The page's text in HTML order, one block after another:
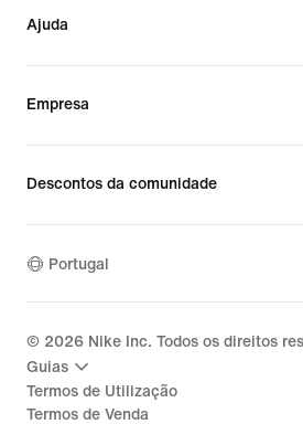
Ajuda
Empresa
Descontos da comunidade
Portugal
© 2026 Nike Inc. Todos os direitos
Guias
Termos de Utilização
Termos de Venda